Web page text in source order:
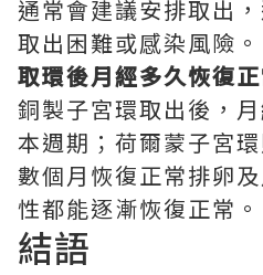
通常會建議安排取出
取出困難或感染風險。
取環後月經多久恢復正
銅製子宮環取出後，
本週期；荷爾蒙子宮
數個月恢復正常排卵
性都能逐漸恢復正常。
結語